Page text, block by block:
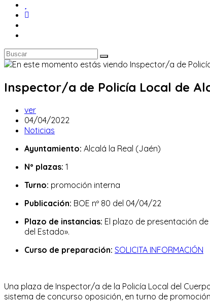
Inspector/a de Policía Local de
Autor
de
la
ver
Publicación
de
entrada:
04/04/2022
Categoría
la
Noticias
Ayuntamiento: Alcalá la Real (Jaén)
Nº plazas: 1
Turno: promoción interna
Publicación: BOE nº 80 del 04/04/22
Plazo de instancias: El plazo de presentación
del Estado».
Curso de preparación: SOLICITA INFORMACIÓN
Una plaza de Inspector/a de la Policía Local del
sistema de concurso oposición, en turno de